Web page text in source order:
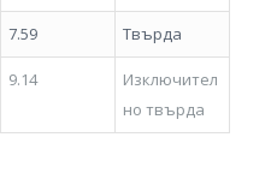
7.59 Твърда
9.14
Изключител
но твърда